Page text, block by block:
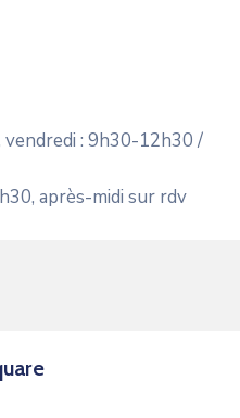
vendredi : 9h30-12h30 /
après-midi sur rdv